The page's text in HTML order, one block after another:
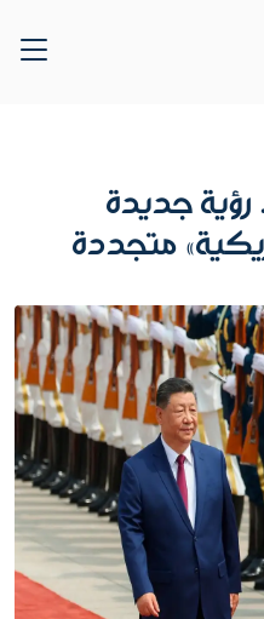
رؤية جديدة
متجددة